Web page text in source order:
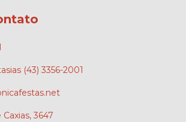
(43) 3356-2001
3647